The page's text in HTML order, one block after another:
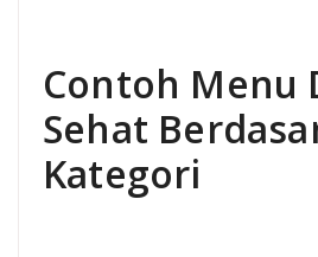
Contoh Menu
Sehat
Kategori